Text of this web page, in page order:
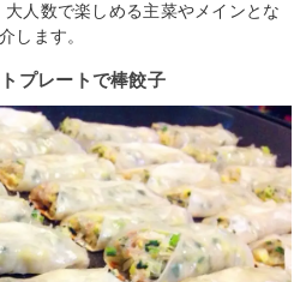
人数で楽しめる主菜やメインとな
します。
プレートで棒餃子